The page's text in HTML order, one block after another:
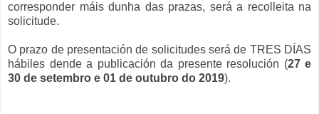
corresponder máis dunha das prazas, será a recolleita na
solicitude.
O prazo de presentación de solicitudes será de TRES DÍAS
hábiles dende a publicación da presente resolución (27 e
30 de setembro e 01 de outubro do 2019).